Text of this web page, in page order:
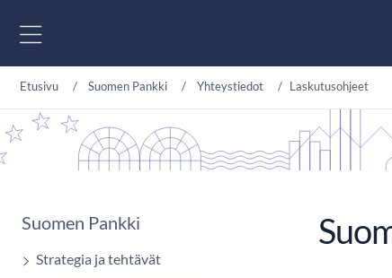
Etusivu Suomen Pankki Yhteystiedot Laskutusohjeet
Suomen Pankki
Strategia ja tehtävät